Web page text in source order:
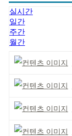
실시간
일간
주간
월간